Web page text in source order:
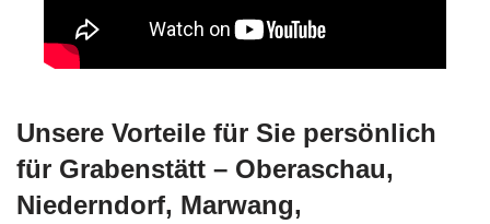
Unsere Vorteile für Sie persönlich
für Grabenstätt – Oberaschau,
Niederndorf, Marwang,